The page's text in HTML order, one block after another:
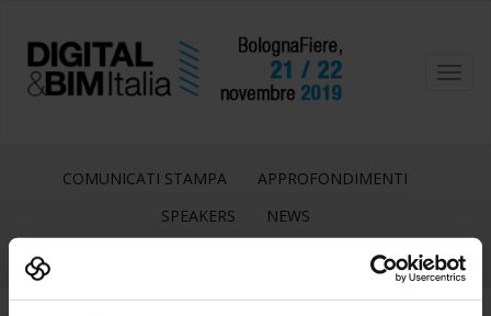
COMUNICATI STAMPA
APPROFONDIMENTI
SPEAKERS
NEWS